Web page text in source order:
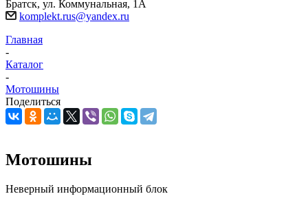
Братск, ул. Коммунальная, 1А
komplekt.rus@yandex.ru
Главная
-
Каталог
-
Мотошины
Поделиться
Мотошины
Неверный информационный блок